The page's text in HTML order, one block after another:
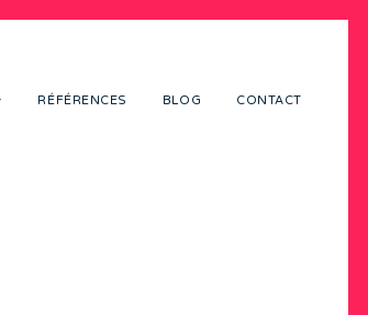
RÉFÉRENCES BLOG CONTACT